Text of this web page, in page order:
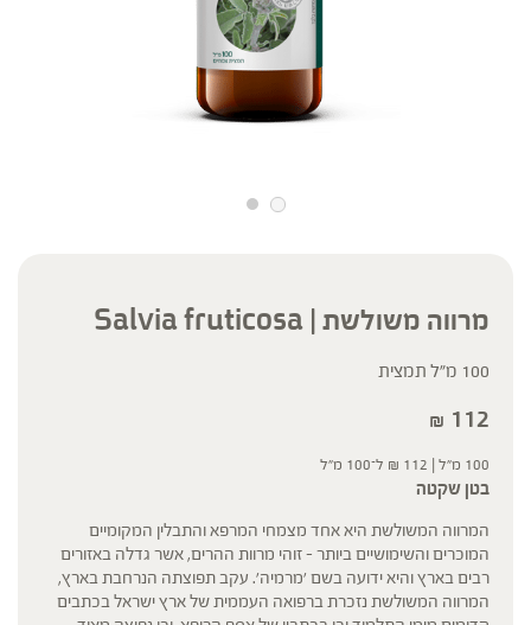
מרווה משולשת | Salvia fruticosa
100 מ"ל תמצית
₪ 112
100 מ"ל | ₪ 112 ל־100 מ"ל
בטן שקטה
המרווה המשולשת היא אחד מצמחי המרפא והתבלין המקומיים
המוכרים והשימושיים ביותר – זוהי מרוות ההרים, אשר גדלה באזורים
רבים בארץ והיא ידועה בשם 'מרמיה'. עקב תפוצתה הנרחבת בארץ,
המרווה המשולשת נזכרת ברפואה העממית של ארץ ישראל בכתבים